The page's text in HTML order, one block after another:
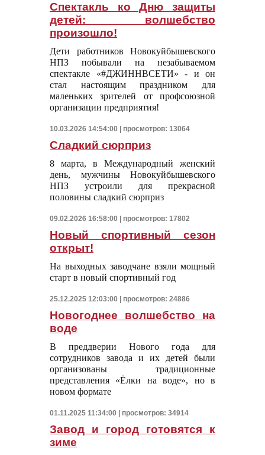
Спектакль ко Дню защиты
детей: волшебство
произошло!
Дети работников Новокуйбышевского
НПЗ побывали на незабываемом
спектакле «#ДЖИННВСЕТИ» - и он
стал настоящим праздником для
маленьких зрителей от профсоюзной
организации предприятия!
10.03.2026 14:54:00 | просмотров: 13064
Сладкий сюрприз
8 марта, в Международный женский
день, мужчины Новокуйбышевского
НПЗ устроили для прекрасной
половины сладкий сюрприз
09.02.2026 16:58:00 | просмотров: 17802
Новый спортивный сезон
открыт!
На выходных заводчане взяли мощный
старт в новый спортивный год
25.12.2025 12:03:00 | просмотров: 24886
Новогоднее волшебство на
воде
В преддверии Нового года для
сотрудников завода и их детей были
организованы традиционные
представления «Ёлки на воде», но в
новом формате
01.11.2025 11:34:00 | просмотров: 34914
Завод и город готовятся к
зиме